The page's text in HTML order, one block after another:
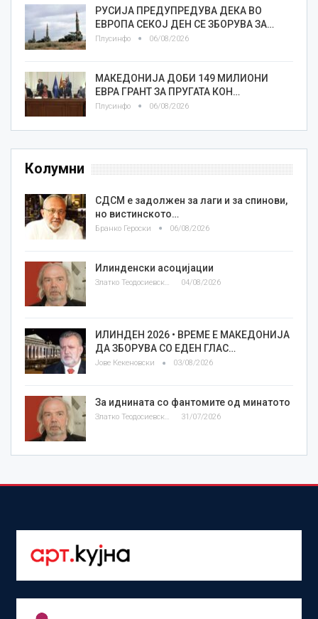
РУСИЈА ПРЕДУПРЕДУВА ДЕКА ВО
ЕВРОПА СЕКОЈ ДЕН СЕ ЗБОРУВА ЗА…
Плусинфо 06/08/2026
МАКЕДОНИЈА ДОБИ 149 МИЛИОНИ
ЕВРА ГРАНТ ЗА ПРУГАТА КОН…
Плусинфо 06/08/2026
Колумни
СДСМ е задолжен за лаги и за спинови,
но вистинското…
Бранко Героски 06/08/2026
Илинденски асоцијации
Златко Теодосиевски 04/08/2026
ИЛИНДЕН 2026 • ВРЕМЕ Е МАКЕДОНИЈА
ДА ЗБОРУВА СО ЕДЕН ГЛАС…
Јове Кекеновски 03/08/2026
За иднината со фантомите од минатото
Златко Теодосиевски 31/07/2026